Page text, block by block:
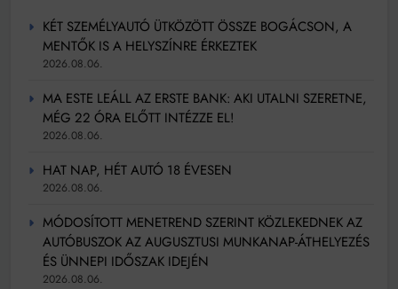
KÉT SZEMÉLYAUTÓ ÜTKÖZÖTT ÖSSZE BOGÁCSON, A
MENTŐK IS A HELYSZÍNRE ÉRKEZTEK
2026.08.06.
MA ESTE LEÁLL AZ ERSTE BANK: AKI UTALNI SZERETNE,
MÉG 22 ÓRA ELŐTT INTÉZZE EL!
2026.08.06.
HAT NAP, HÉT AUTÓ 18 ÉVESEN
2026.08.06.
MÓDOSÍTOTT MENETREND SZERINT KÖZLEKEDNEK AZ
AUTÓBUSZOK AZ AUGUSZTUSI MUNKANAP-ÁTHELYEZÉS
ÉS ÜNNEPI IDŐSZAK IDEJÉN
2026.08.06.